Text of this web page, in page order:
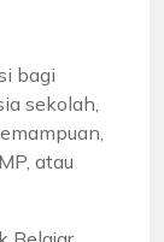
bagi
sekolah,
atau